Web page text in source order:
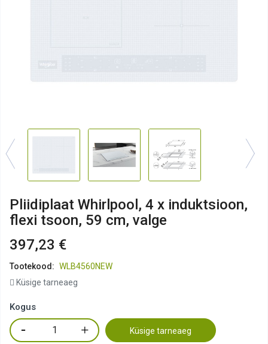
Pliidiplaat Whirlpool, 4 x induktsioon,
flexi tsoon, 59 cm, valge
397,23 €
Tootekood: WLB4560NEW
Küsige tarneaeg
Kogus
Küsige tarneaeg